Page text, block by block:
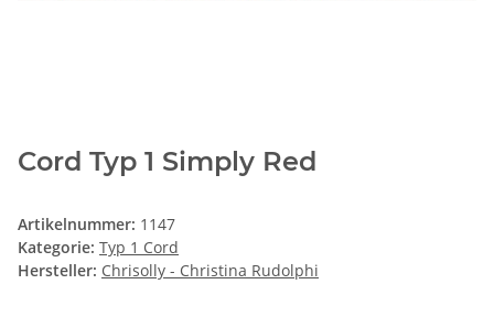
Cord Typ 1 Simply Red
Artikelnummer: 1147
Kategorie: Typ 1 Cord
Hersteller: Chrisolly - Christina Rudolphi